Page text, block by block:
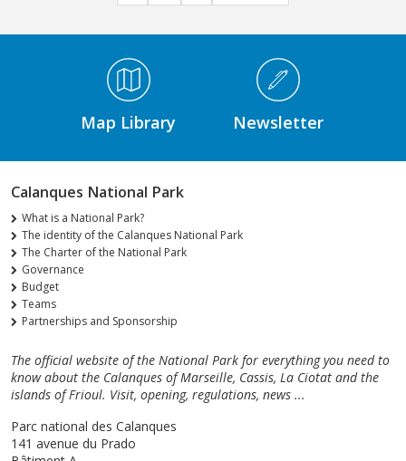
Médiathèque Footer
Map Library Newsletter
Calanques National Park
What is a National Park?
The identity of the Calanques National Park
The Charter of the National Park
Governance
Budget
Teams
Partnerships and Sponsorship
The official website of the National Park for everything you need to
know about the Calanques of Marseille, Cassis, La Ciotat and the
islands of Frioul. Visit, opening, regulations, news ...
Parc national des Calanques
141 avenue du Prado